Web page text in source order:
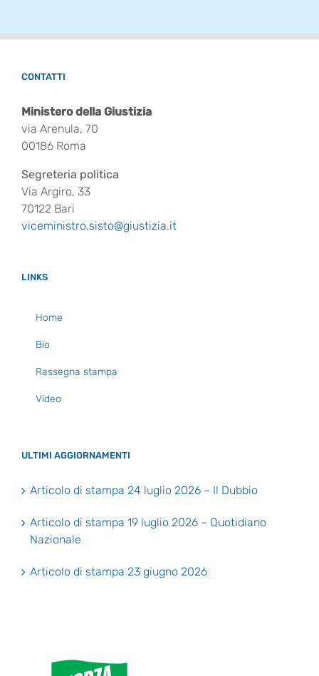
CONTATTI
Ministero della Giustizia
via Arenula, 70
00186 Roma
Segreteria politica
Via Argiro, 33
70122 Bari
viceministro.sisto@giustizia.it
LINKS
Home
Bio
Rassegna stampa
Video
ULTIMI AGGIORNAMENTI
Articolo di stampa 24 luglio 2026 – Il Dubbio
Articolo di stampa 19 luglio 2026 – Quotidiano
Nazionale
Articolo di stampa 23 giugno 2026